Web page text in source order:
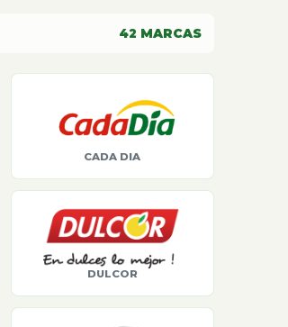
42 MARCAS
CADA DIA
DULCOR